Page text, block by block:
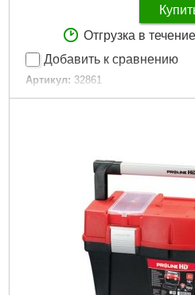
Отгрузка в
Добавить к сравнению
Артикул: 32861
Код товара: 16.72.79